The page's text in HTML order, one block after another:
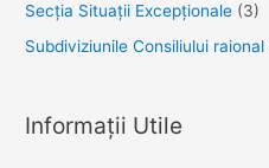
Secția Situații Excepționale (3)
Subdiviziunile Consiliului raional
Informații Utile